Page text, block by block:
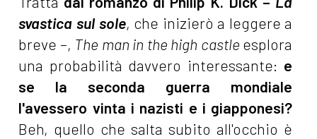
svastica sul sole, che inizierò a leggere a
breve –, The man in the high castle esplora
una probabilità davvero interessante: e
se la seconda guerra mondiale
l'avessero vinta i nazisti e i giapponesi?
Beh, quello che salta subito all'occhio è